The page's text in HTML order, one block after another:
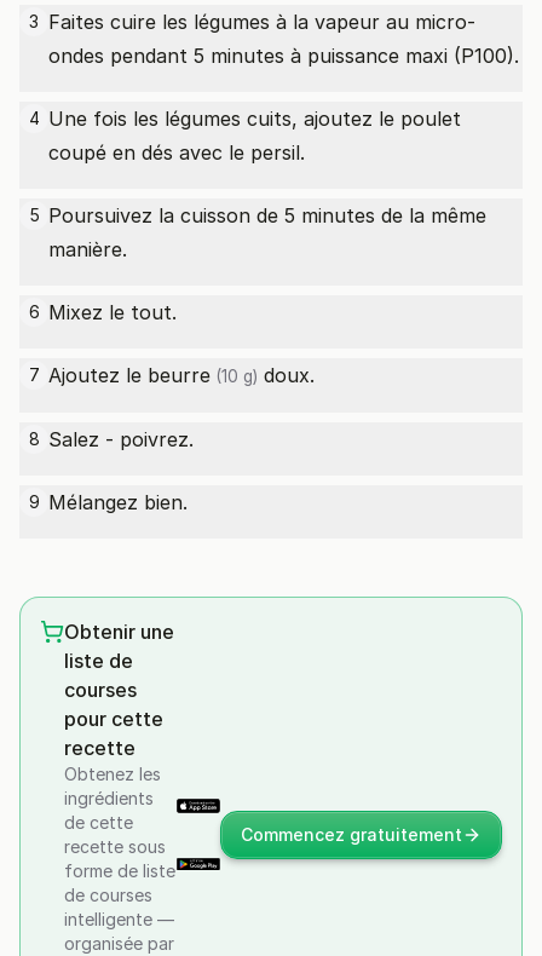
3 Faites cuire les légumes à la vapeur au micro-
ondes pendant 5 minutes à puissance maxi (P100).
4 Une fois les légumes cuits, ajoutez le poulet
coupé en dés avec le persil.
5 Poursuivez la cuisson de 5 minutes de la même
manière.
6 Mixez le tout.
7 Ajoutez le beurre (10 g) doux.
8 Salez - poivrez.
9 Mélangez bien.
Obtenir une
liste de
courses
pour cette
recette
Obtenez les
ingrédients
de cette
recette sous
forme de liste
de courses
intelligente —
organisée par
Commencez gratuitement